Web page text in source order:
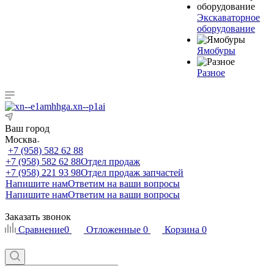
Экскаваторное
оборудование
Ямобуры
Разное
Ваш город
Москва
+7 (958) 582 62 88
+7 (958) 582 62 88Отдел продаж
+7 (958) 221 93 98Отдел продаж запчастей
Напишите намОтветим на ваши вопросы
Напишите намОтветим на ваши вопросы
Заказать звонок
Сравнение0 Отложенные 0 Корзина 0